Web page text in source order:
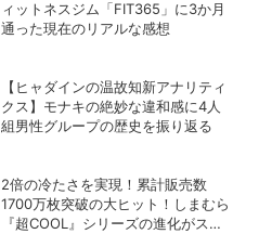
ィットネスジム「FIT365」に3か月
通った現在のリアルな感想
【ヒャダインの温故知新アナリティ
クス】モナキの絶妙な違和感に4人
組男性グループの歴史を振り返る
2倍の冷たさを実現！累計販売数
1700万枚突破の大ヒット！しまむら
『超COOL』シリーズの進化がスゴ